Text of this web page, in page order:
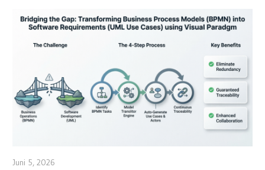
Juni 5, 2026